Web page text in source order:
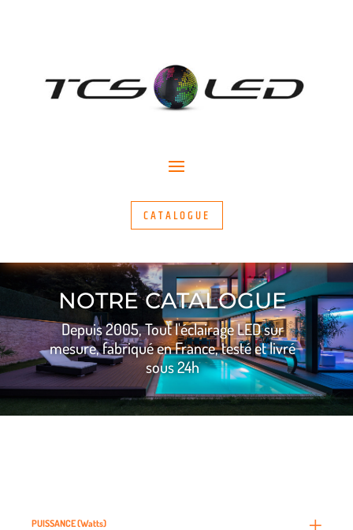
CATALOGUE
NOTRE CATALOGUE
Depuis 2005, Tout l'éclairage LED sur
mesure, fabriqué en France, testé et livré
sous 24h
PUISSANCE (Watts)